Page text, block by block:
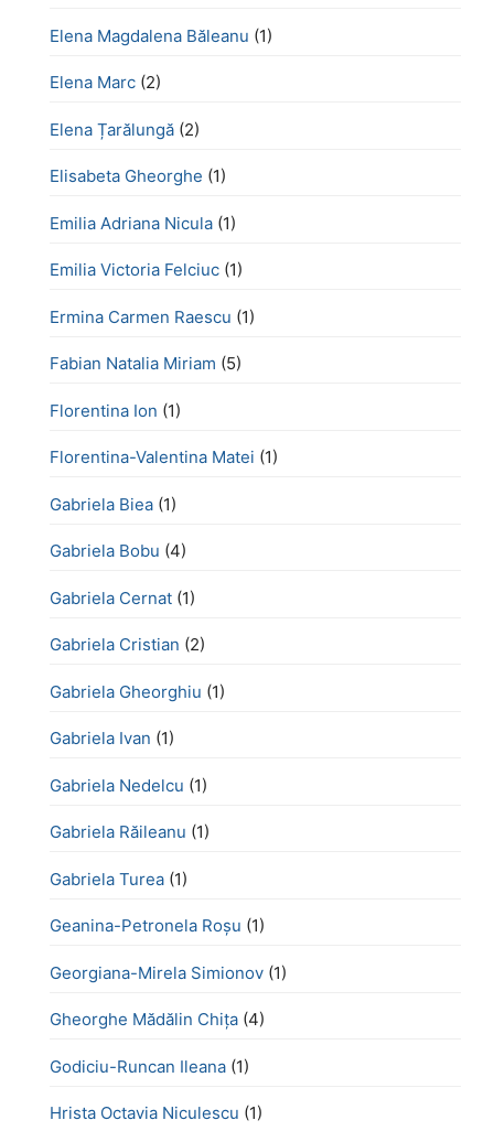
Elena Magdalena Băleanu (1)
Elena Marc (2)
Elena Țarălungă (2)
Elisabeta Gheorghe (1)
Emilia Adriana Nicula (1)
Emilia Victoria Felciuc (1)
Ermina Carmen Raescu (1)
Fabian Natalia Miriam (5)
Florentina Ion (1)
Florentina-Valentina Matei (1)
Gabriela Biea (1)
Gabriela Bobu (4)
Gabriela Cernat (1)
Gabriela Cristian (2)
Gabriela Gheorghiu (1)
Gabriela Ivan (1)
Gabriela Nedelcu (1)
Gabriela Răileanu (1)
Gabriela Turea (1)
Geanina-Petronela Roșu (1)
Georgiana-Mirela Simionov (1)
Gheorghe Mădălin Chiţa (4)
Godiciu-Runcan Ileana (1)
Hrista Octavia Niculescu (1)